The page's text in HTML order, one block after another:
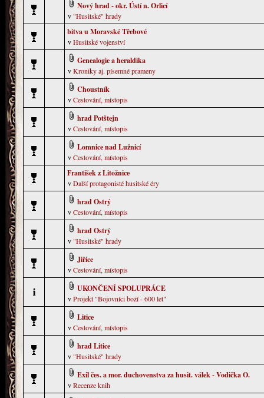
Nový hrad - okr. Ústí n. Orlicí
v "Husitské" hrady
bitva u Moravské Třebové
vHusitské vojenství
Genealogie a heraldika
vKroniky aj. písemné prameny
Choustník
vCestování, místopis
hrad Potštejn
vCestování, místopis
Lomnice nad Lužnicí
vCestování, místopis
František z Litožnice
vDalší protagonisté husitské éry
hrad Ostrý
vCestování, místopis
hrad Ostrý
v "Husitské" hrady
Jiřice
vCestování, místopis
UKONČENÍ SPOLUPRÁCE
vProjekt "Bojovníci boží - 600 let"
Litice
vCestování, místopis
hrad Litice
v "Husitské" hrady
Exil čes. a mor. duchovenstva za husit. válek - Vodička O.
vRecenze knih